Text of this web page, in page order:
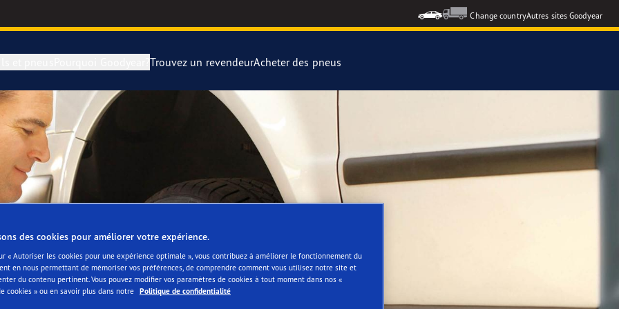
Change countryAutres sites Goodyear
et changer vos pneus
Pourquoi Goodyear?
Blimp
RACING
F1 SuperSport
Performance 2
F1 Asymmetric 6
UltraGrip Performance 3
Pneus par type
Pneus Goodyear Eagle
Trouvez un revendeurAcheter des pneus
des cookies pour améliorer votre expérience.
« Autoriser les cookies pour une expérience optimale », vous contribuez à améliorer le fonctionnement du
en nous permettant de mémoriser vos préférences, de comprendre comment vous utilisez notre site et
du contenu pertinent. Vous pouvez modifier vos paramètres de cookies à tout moment dans nos «
cookies » ou en savoir plus dans notre Politique de confidentialité